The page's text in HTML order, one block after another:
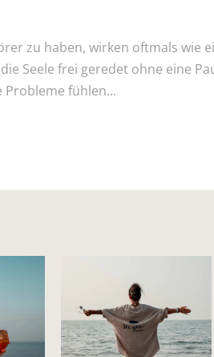
zu haben, wirken oftmals wie
Seele frei geredet ohne eine
fühlen...